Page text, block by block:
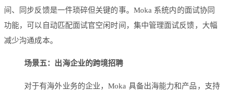
间、同步反馈是一件琐碎但关键的事。Moka 系统内的面试协同
功能，可以自动匹配面试官空闲时间，集中管理面试反馈，大幅
减少沟通成本。
场景五：出海企业的跨境招聘
对于有海外业务的企业，Moka 具备出海能力和产品，支持